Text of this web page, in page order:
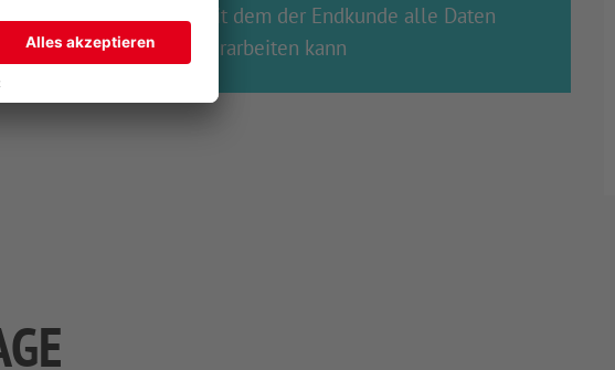
Code wird aufgedruckt, mit dem der Endkunde alle Daten
und digital weiterverarbeiten kann